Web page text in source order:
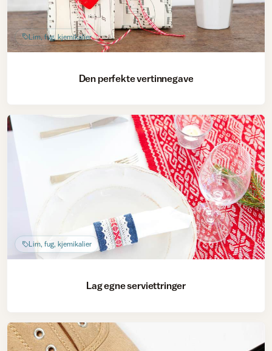
Lim, fug, kjemikalier
Den perfekte vertinnegave
Lim, fug, kjemikalier
Lag egne serviettringer